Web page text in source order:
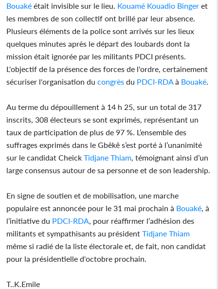
Bouaké était invisible sur le lieu. Kouamé Kouadio Binger et
les membres de son collectif ont brillé par leur absence.
Plusieurs éléments de la police sont arrivés sur les lieux
quelques minutes après le départ des loubards dont la
mission était ignorée par les militants PDCI présents.
L'objectif de la présence des forces de l'ordre, certainement
sécuriser l'organisation du congrès du PDCI-RDA à Bouaké
Au terme du dépouillement à 14 h 25, sur un total de 317
inscrits, 308 électeurs se sont exprimés, représentant un
taux de participation de plus de 97 %. L’ensemble des
suffrages exprimés dans le Gbêkê s’est porté à l’unanimité
sur le candidat Cheick Tidjane Thiam , témoignant ainsi d’un
large consensus autour de sa personne et de son leadership.
En signe de soutien et de mobilisation, une marche
populaire est annoncée pour le 31 mai prochain à Bouaké , à
l’initiative du PDCI-RDA , pour réaffirmer l’adhésion des
militants et sympathisants au président Tidjane Thiam
même si radié de la liste électorale et, de fait, non candidat
pour la présidentielle d'octobre prochain.
T..K.Emile